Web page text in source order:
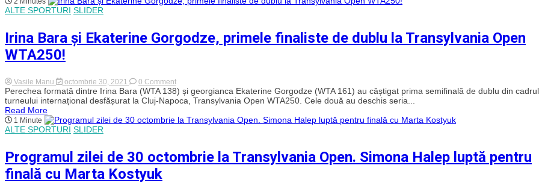
finalistă
WTA250
din
nr.
2
a
turneului
a
ALTE SPORTURI SLIDER
Irina Bara și Ekaterine Gorgodze, primele finaliste de dublu la Transylvania Open
WTA250!
Vasile Manu octombrie 30, 2021 0 Commenton
Irina
Bara
și
Gorgodze,
dublu
la
Perechea formată dintre Irina Bara (WTA 138) și georgianca Ekaterine Gorgodze (WTA 161) au câștigat prima semifinală de dublu din cadrul
turneului internațional desfășurat la Cluj-Napoca, Transylvania Open WTA250. Cele două au deschis seria...
Read More
1 Minute
ALTE SPORTURI SLIDER
Programul zilei de 30 octombrie la Transylvania Open. Simona Halep luptă pentru
finală cu Marta Kostyuk